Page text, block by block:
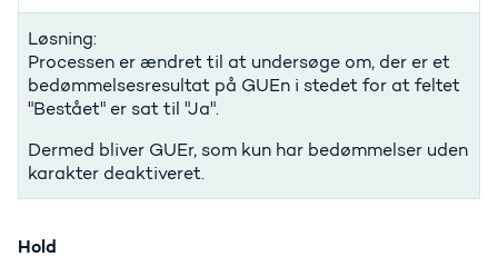
Løsning:
Processen er ændret til at undersøge om, der er et
bedømmelsesresultat på GUEn i stedet for at feltet
"Bestået" er sat til "Ja".
Dermed bliver GUEr, som kun har bedømmelser uden
karakter deaktiveret.
Hold